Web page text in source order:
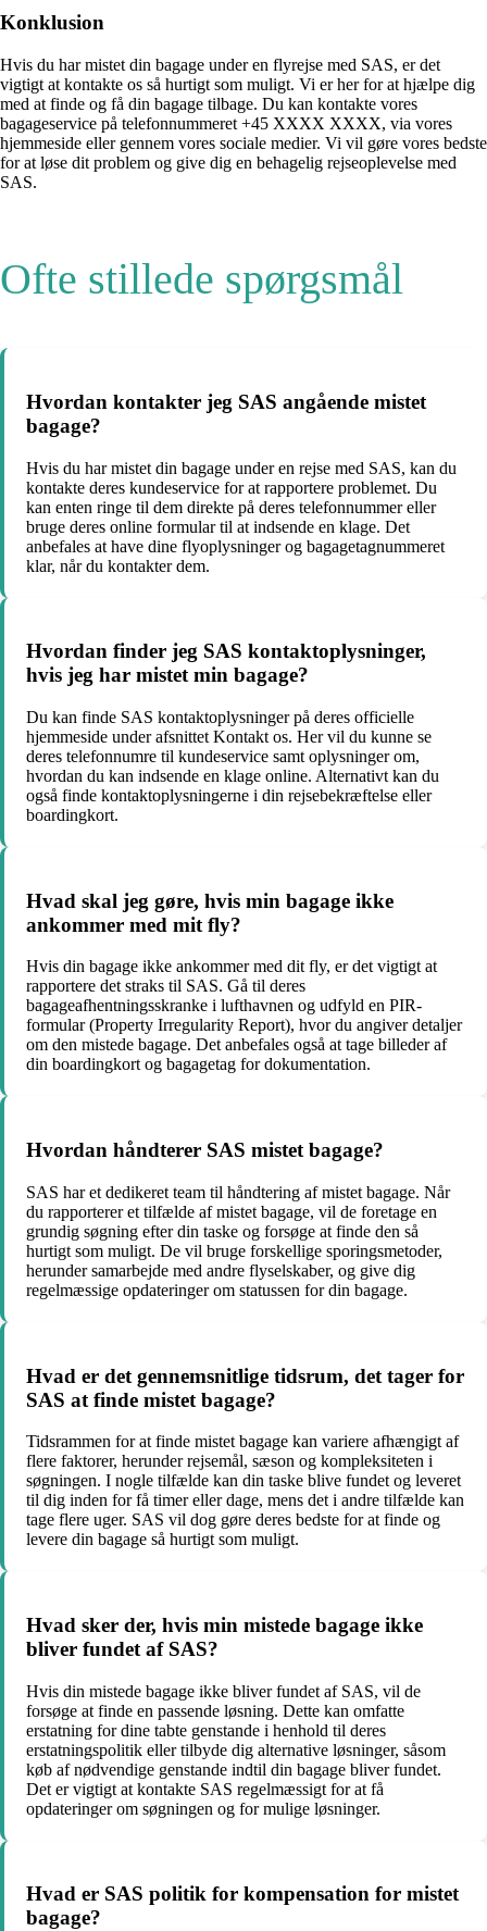
Konklusion
Hvis du har mistet din bagage under en flyrejse med SAS, er det
vigtigt at kontakte os så hurtigt som muligt. Vi er her for at hjælpe dig
med at finde og få din bagage tilbage. Du kan kontakte vores
bagageservice på telefonnummeret +45 XXXX XXXX, via vores
hjemmeside eller gennem vores sociale medier. Vi vil gøre vores bedste
for at løse dit problem og give dig en behagelig rejseoplevelse med
SAS.
Ofte stillede spørgsmål
Hvordan kontakter jeg SAS angående mistet
bagage?
Hvis du har mistet din bagage under en rejse med SAS, kan du
kontakte deres kundeservice for at rapportere problemet. Du
kan enten ringe til dem direkte på deres telefonnummer eller
bruge deres online formular til at indsende en klage. Det
anbefales at have dine flyoplysninger og bagagetagnummeret
klar, når du kontakter dem.
Hvordan finder jeg SAS kontaktoplysninger,
hvis jeg har mistet min bagage?
Du kan finde SAS kontaktoplysninger på deres officielle
hjemmeside under afsnittet Kontakt os. Her vil du kunne se
deres telefonnumre til kundeservice samt oplysninger om,
hvordan du kan indsende en klage online. Alternativt kan du
også finde kontaktoplysningerne i din rejsebekræftelse eller
boardingkort.
Hvad skal jeg gøre, hvis min bagage ikke
ankommer med mit fly?
Hvis din bagage ikke ankommer med dit fly, er det vigtigt at
rapportere det straks til SAS. Gå til deres
bagageafhentningsskranke i lufthavnen og udfyld en PIR-
formular (Property Irregularity Report), hvor du angiver detaljer
om den mistede bagage. Det anbefales også at tage billeder af
din boardingkort og bagagetag for dokumentation.
Hvordan håndterer SAS mistet bagage?
SAS har et dedikeret team til håndtering af mistet bagage. Når
du rapporterer et tilfælde af mistet bagage, vil de foretage en
grundig søgning efter din taske og forsøge at finde den så
hurtigt som muligt. De vil bruge forskellige sporingsmetoder,
herunder samarbejde med andre flyselskaber, og give dig
regelmæssige opdateringer om statussen for din bagage.
Hvad er det gennemsnitlige tidsrum, det tager for
SAS at finde mistet bagage?
Tidsrammen for at finde mistet bagage kan variere afhængigt af
flere faktorer, herunder rejsemål, sæson og kompleksiteten i
søgningen. I nogle tilfælde kan din taske blive fundet og leveret
til dig inden for få timer eller dage, mens det i andre tilfælde kan
tage flere uger. SAS vil dog gøre deres bedste for at finde og
levere din bagage så hurtigt som muligt.
Hvad sker der, hvis min mistede bagage ikke
bliver fundet af SAS?
Hvis din mistede bagage ikke bliver fundet af SAS, vil de
forsøge at finde en passende løsning. Dette kan omfatte
erstatning for dine tabte genstande i henhold til deres
erstatningspolitik eller tilbyde dig alternative løsninger, såsom
køb af nødvendige genstande indtil din bagage bliver fundet.
Det er vigtigt at kontakte SAS regelmæssigt for at få
opdateringer om søgningen og for mulige løsninger.
Hvad er SAS politik for kompensation for mistet
bagage?